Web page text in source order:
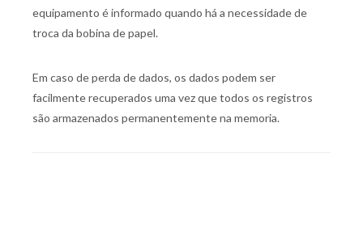
equipamento é informado quando há a necessidade de
troca da bobina de papel.
Em caso de perda de dados, os dados podem ser
facilmente recuperados uma vez que todos os registros
são armazenados permanentemente na memoria.